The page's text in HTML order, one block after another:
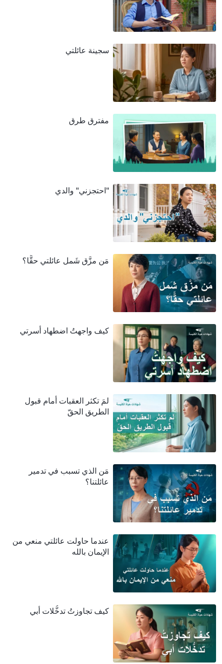
سجينة عائلتي
مفترق طرق
"احتجزني" والدي
مَن مزَّق شَمل عائلتي حقًّا؟
كيف واجهتُ اضطهاد أسرتي
لمَ تكثر العقبات أمام قبول
الطريق الحقّ
مَن الذي تسبب في تدمير
عائلتنا؟
عندما حاولت عائلتي منعي من
الإيمان بالله
كيف تجاوزتُ تدخُّلات أبي